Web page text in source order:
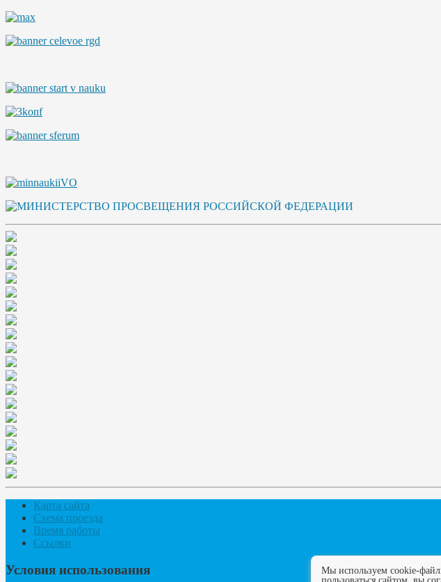
Карта сайта
Схема проезда
Время работы
Ссылки
Условия использования
Мы используем cookie-